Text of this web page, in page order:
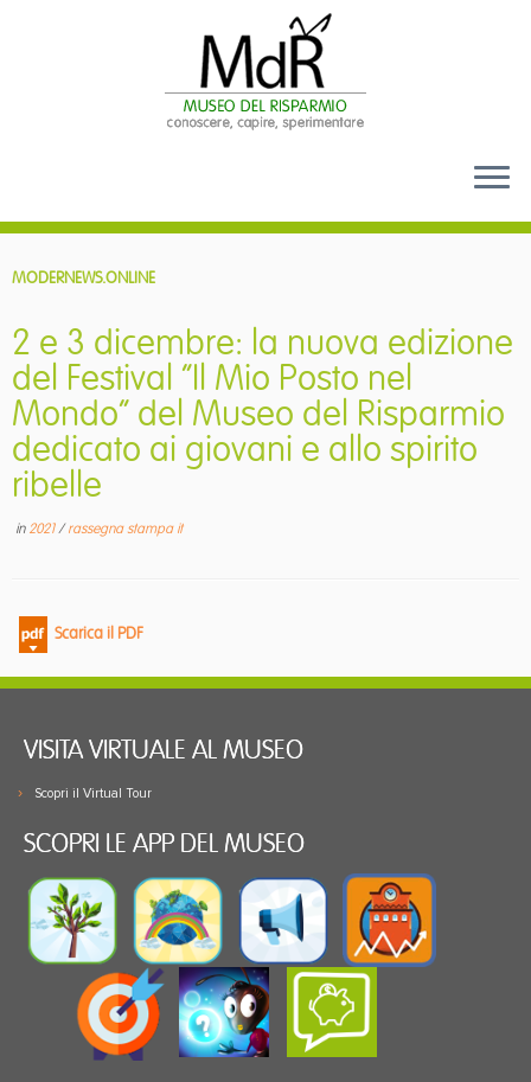
MODERNEWS.ONLINE
2 e 3 dicembre: la nuova edizione
del Festival “Il Mio Posto nel
Mondo” del Museo del Risparmio
dedicato ai giovani e allo spirito
ribelle
in 2021/rassegna stampa it
Scarica il PDF
VISITA VIRTUALE AL MUSEO
Scopri il Virtual Tour
SCOPRI LE APP DEL MUSEO